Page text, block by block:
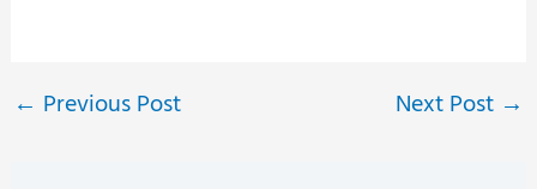
← Previous Post Next Post →